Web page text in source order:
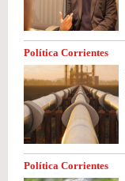
Política Corrientes
Política Corrientes